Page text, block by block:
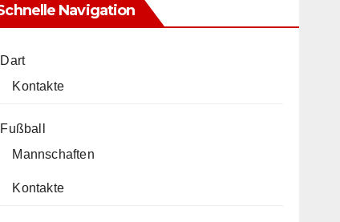
Navigation
Dart
Kontakte
Fußball
Mannschaften
Kontakte